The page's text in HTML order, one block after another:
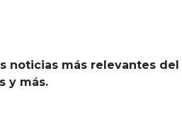
noticias más relevantes del
y más.